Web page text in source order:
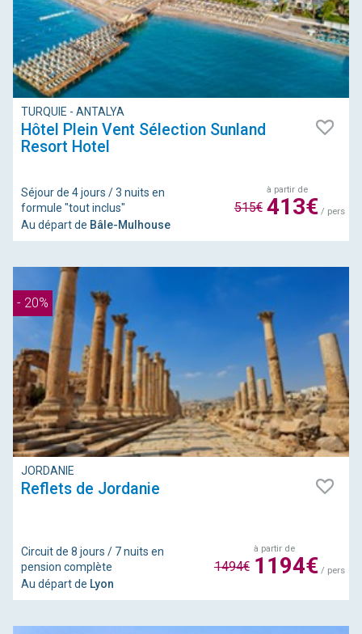
TURQUIE - ANTALYA
Hôtel Plein Vent Sélection Sunland
Resort Hotel
Séjour de 4 jours / 3 nuits en
formule "tout inclus"
Au départ de Bâle-Mulhouse
à partir de
413€/ pers
515€
- 20%
JORDANIE
Reflets de Jordanie
Circuit de 8 jours / 7 nuits en
pension complète
Au départ de Lyon
à partir de
1194€/ pers
1494€